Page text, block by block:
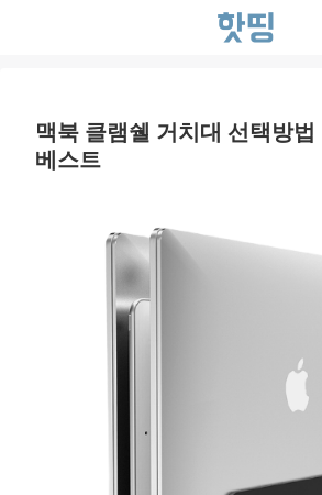
맥북 클램쉘 거치대 선택방
베스트